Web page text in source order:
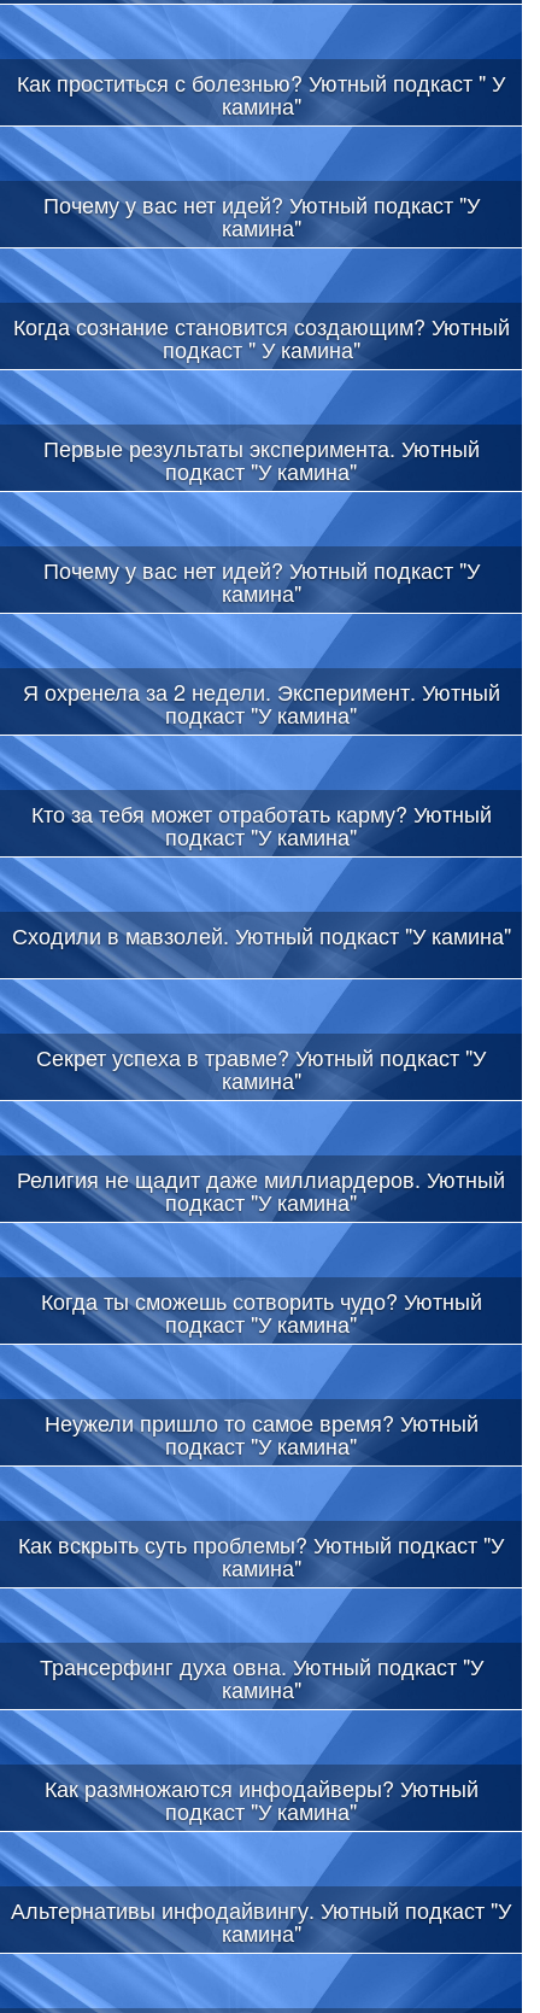
Как проститься с болезнью? Уютный подкаст " У
камина"
Почему у вас нет идей? Уютный подкаст "У
камина"
Когда сознание становится создающим? Уютный
подкаст " У камина"
Первые результаты эксперимента. Уютный
подкаст "У камина"
Почему у вас нет идей? Уютный подкаст "У
камина"
Я охренела за 2 недели. Эксперимент. Уютный
подкаст "У камина"
Кто за тебя может отработать карму? Уютный
подкаст "У камина"
Сходили в мавзолей. Уютный подкаст "У камина"
Секрет успеха в травме? Уютный подкаст "У
камина"
Религия не щадит даже миллиардеров. Уютный
подкаст "У камина"
Когда ты сможешь сотворить чудо? Уютный
подкаст "У камина"
Неужели пришло то самое время? Уютный
подкаст "У камина"
Как вскрыть суть проблемы? Уютный подкаст "У
камина"
Трансерфинг духа овна. Уютный подкаст "У
камина"
Как размножаются инфодайверы? Уютный
подкаст "У камина"
Альтернативы инфодайвингу. Уютный подкаст "У
камина"